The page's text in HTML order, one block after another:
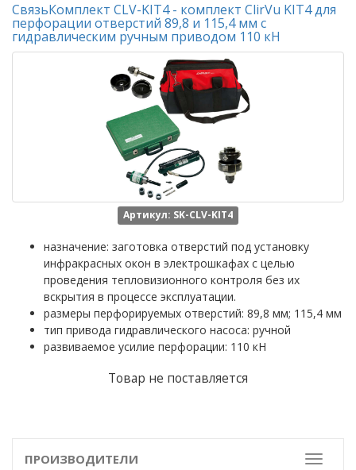
СвязьКомплект CLV-KIT4 - комплект ClirVu KIT4 для
перфорации отверстий 89,8 и 115,4 мм с
гидравлическим ручным приводом 110 кН
Артикул: SK-CLV-KIT4
назначение: заготовка отверстий под установку
инфракрасных окон в электрошкафах с целью
проведения тепловизионного контроля без их
вскрытия в процессе эксплуатации.
размеры перфорируемых отверстий: 89,8 мм; 115,4 мм
тип привода гидравлического насоса: ручной
развиваемое усилие перфорации: 110 кН
Товар не поставляется
Toggle
ПРОИЗВОДИТЕЛИ